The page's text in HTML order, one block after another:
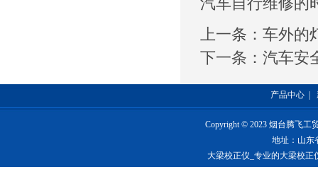
汽车自行维修的
上一条： 车外的
下一条： 汽车安
产品中心
Copyright © 2023 烟台腾飞工
地址：山东
大梁校正仪_专业的大梁校